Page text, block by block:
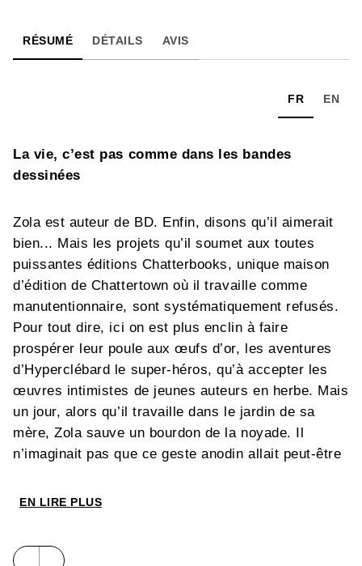
RÉSUMÉ DÉTAILS AVIS
FR EN
La vie, c’est pas comme dans les bandes
dessinées
Zola est auteur de BD. Enfin, disons qu’il aimerait
bien... Mais les projets qu’il soumet aux toutes
puissantes éditions Chatterbooks, unique maison
d’édition de Chattertown où il travaille comme
manutentionnaire, sont systématiquement refusés.
Pour tout dire, ici on est plus enclin à faire
prospérer leur poule aux œufs d’or, les aventures
d’Hyperclébard le super-héros, qu’à accepter les
œuvres intimistes de jeunes auteurs en herbe. Mais
un jour, alors qu’il travaille dans le jardin de sa
mère, Zola sauve un bourdon de la noyade. Il
n’imaginait pas que ce geste anodin allait peut-être
super-héros, Zola le « Roi des bourdons » va alors
EN LIRE PLUS